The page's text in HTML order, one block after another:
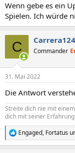
Wenn gebe es ein
Spielen. Ich würde
C Carrera124
Commander
31. Mai 2022
Die Antwort
Streite dich nie mit
dich mit seiner
R
e
Engaged, Fortatus